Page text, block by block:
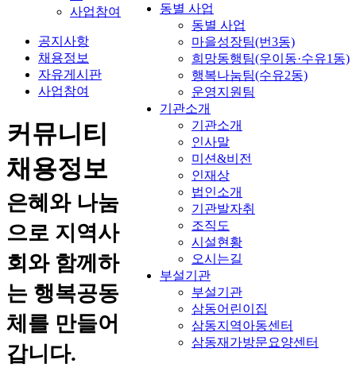
동별 사업
동별 사업
마을성장팀(번3동)
희망동행팀(우이동·수유1동)
행복나눔팀(수유2동)
운영지원팀
기관소개
기관소개
인사말
미션&비전
인재상
법인소개
기관발자취
조직도
시설현황
오시는길
부설기관
부설기관
삼동어린이집
삼동지역아동센터
삼동재가방문요양센터
사업참여
공지사항
채용정보
자유게시판
사업참여
커뮤니티
채용정보
은혜와 나눔
으로 지역사
회와 함께하
는 행복공동
체를 만들어
갑니다.